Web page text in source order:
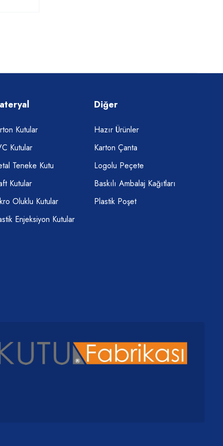
Kutular
Kutular
Teneke Kutu
Kutular
Oluklu Kutular
Enjeksiyon Kutular
Diğer
Hazır Ürünler
Karton Çanta
Logolu Peçete
Baskılı Ambalaj Kağıtları
Plastik Poşet